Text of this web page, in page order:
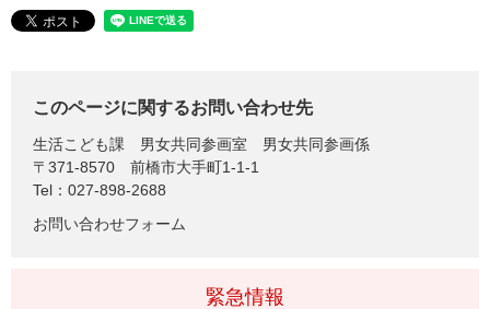
このページに関するお問い合わせ先
生活こども課
男女共同参画室 男女共同参画係
〒371-8570
前橋市大手町1-1-1
Tel：027-898-2688
お問い合わせフォーム
緊急情報